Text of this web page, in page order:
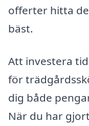
offerter hitta
bäst.
Att investera
för
dig både
När du har